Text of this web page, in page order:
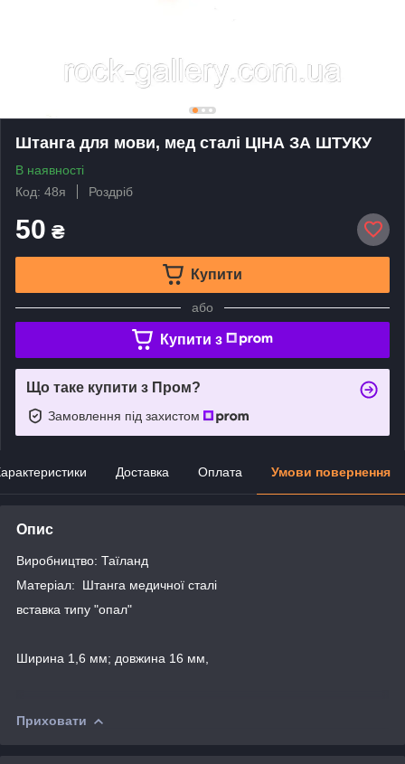
Штанга для мови, мед сталі ЦIНА ЗА ШТУКУ
В наявності
Код: 48я
Роздріб
50 ₴
Купити
або
Купити з
Що таке купити з Пром?
Замовлення під захистом
Доставка Оплата Умови повернення
Опис
Виробництво: Таїланд
Матеріал: Штанга медичної сталі
вставка типу "опал"
Ширина 1,6 мм; довжина 16 мм,
Приховати